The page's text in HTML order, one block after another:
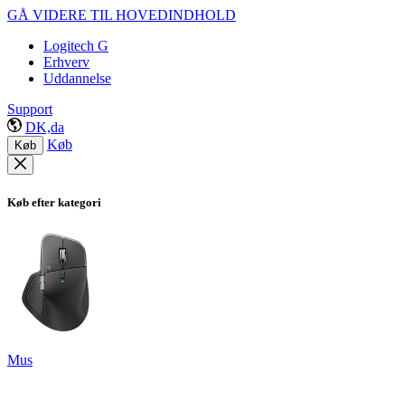
GÅ VIDERE TIL HOVEDINDHOLD
Logitech G
Erhverv
Uddannelse
Support
DK,da
Køb Køb
Køb efter kategori
Mus